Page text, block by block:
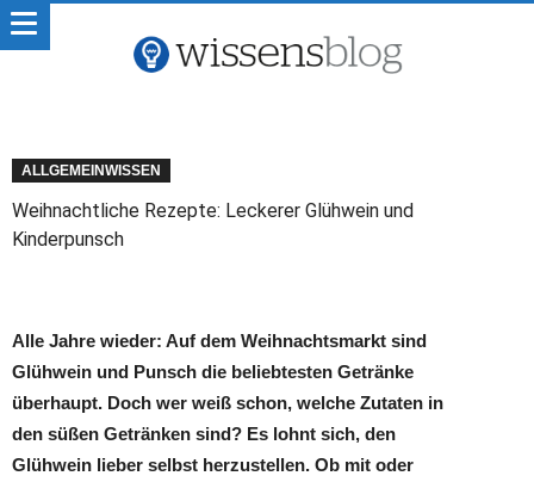
ALLGEMEINWISSEN
Weihnachtliche Rezepte: Leckerer Glühwein und
Kinderpunsch
Alle Jahre wieder: Auf dem Weihnachtsmarkt sind
Glühwein und Punsch die beliebtesten Getränke
überhaupt. Doch wer weiß schon, welche Zutaten in
den süßen Getränken sind? Es lohnt sich, den
Glühwein lieber selbst herzustellen. Ob mit oder